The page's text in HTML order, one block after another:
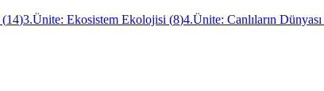
(14)3.Ünite: Ekosistem Ekolojisi (8)4.Ünite: Canlıların Dünyası